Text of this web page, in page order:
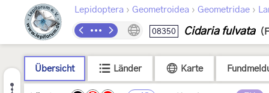
Lepidoptera › Geometroidea › Geometridae ›
08350 Cidaria fulvata
Übersicht Länder Karte